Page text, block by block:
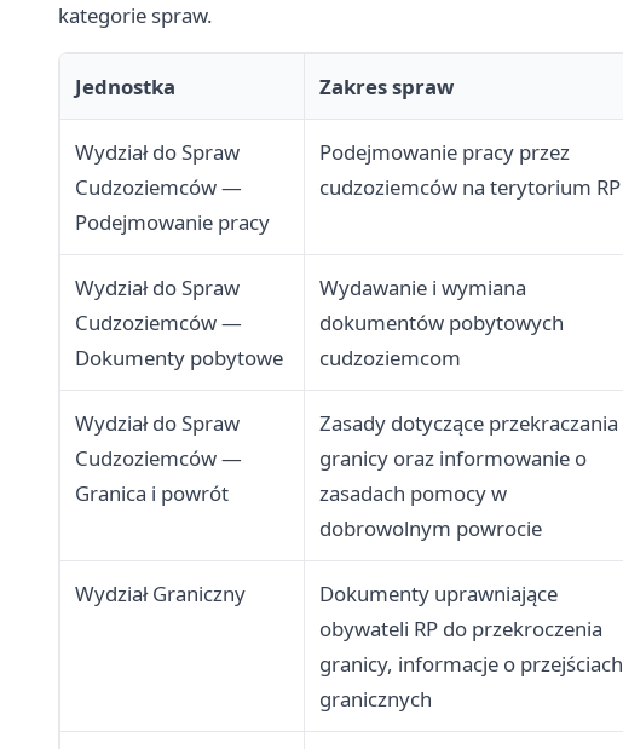
kategorie spraw.
Jednostka Zakres spraw
Wydział do Spraw
Cudzoziemców —
Podejmowanie pracy
Podejmowanie pracy przez
cudzoziemców na terytorium RP
Wydział do Spraw
Cudzoziemców —
Dokumenty pobytowe
Wydawanie i wymiana
dokumentów pobytowych
cudzoziemcom
Wydział do Spraw
Cudzoziemców —
Granica i powrót
Zasady dotyczące przekraczania
granicy oraz informowanie o
zasadach pomocy w
dobrowolnym powrocie
Wydział Graniczny
Dokumenty uprawniające
obywateli RP do przekroczenia
granicy, informacje o przejściach
granicznych